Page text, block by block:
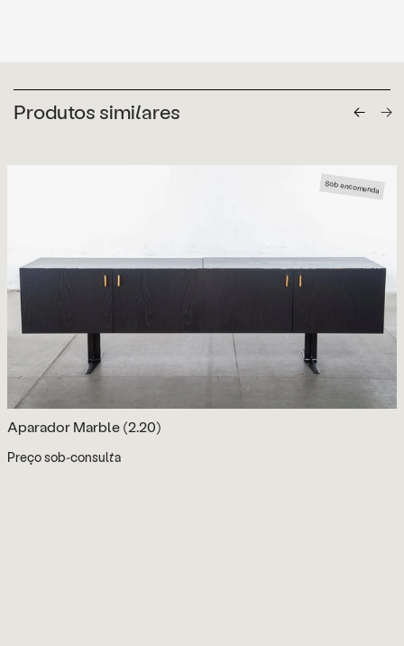
Produtos similares
Sob encomenda
Aparador Marble (2.20)
Preço sob-consulta